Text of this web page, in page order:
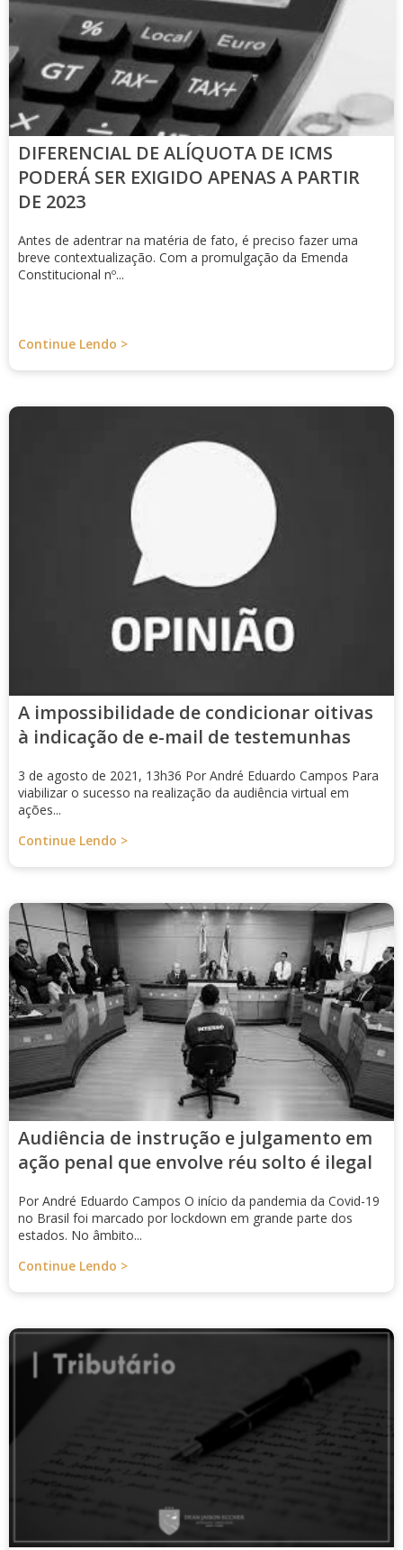
DIFERENCIAL DE ALÍQUOTA DE ICMS
PODERÁ SER EXIGIDO APENAS A PARTIR
DE 2023
Antes de adentrar na matéria de fato, é preciso fazer uma
breve contextualização. Com a promulgação da Emenda
Constitucional nº...
Continue Lendo >
A impossibilidade de condicionar oitivas
à indicação de e-mail de testemunhas
3 de agosto de 2021, 13h36 Por André Eduardo Campos Para
viabilizar o sucesso na realização da audiência virtual em
ações...
Continue Lendo >
Audiência de instrução e julgamento em
ação penal que envolve réu solto é ilegal
Por André Eduardo Campos O início da pandemia da Covid-19
no Brasil foi marcado por lockdown em grande parte dos
estados. No âmbito...
Continue Lendo >